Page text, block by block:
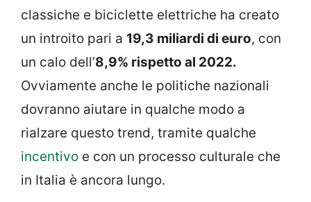
classiche e biciclette elettriche ha creato
un introito pari a 19,3 miliardi di euro, con
un calo dell’8,9% rispetto al 2022.
Ovviamente anche le politiche nazionali
dovranno aiutare in qualche modo a
rialzare questo trend, tramite qualche
incentivo e con un processo culturale che
in Italia è ancora lungo.